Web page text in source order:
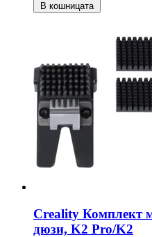
В кошницата
Creality Комплект
дюзи, K2 Pro/K2